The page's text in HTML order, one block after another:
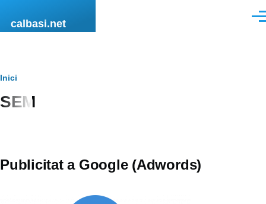
calbasi.net
Fil
d'ariadna
Inici
SEM
Publicitat a Google (Adwords)